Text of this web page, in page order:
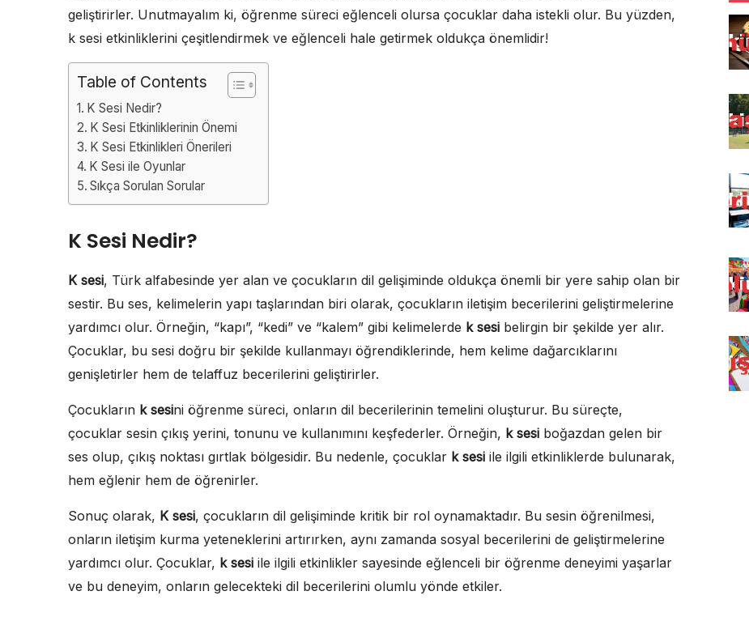
geliştirirler. Unutmayalım ki, öğrenme süreci eğlenceli olursa çocuklar daha istekli olur. Bu yüzden,
k sesi etkinliklerini çeşitlendirmek ve eğlenceli hale getirmek oldukça önemlidir!
Table of Contents
K Sesi Nedir?
K Sesi Etkinliklerinin Önemi
K Sesi Etkinlikleri Önerileri
K Sesi ile Oyunlar
Sıkça Sorulan Sorular
K Sesi Nedir?
K sesi, Türk alfabesinde yer alan ve çocukların dil gelişiminde oldukça önemli bir yere sahip olan bir
sestir. Bu ses, kelimelerin yapı taşlarından biri olarak, çocukların iletişim becerilerini geliştirmelerine
yardımcı olur. Örneğin, “kapı”, “kedi” ve “kalem” gibi kelimelerde k sesi belirgin bir şekilde yer alır.
Çocuklar, bu sesi doğru bir şekilde kullanmayı öğrendiklerinde, hem kelime dağarcıklarını
genişletirler hem de telaffuz becerilerini geliştirirler.
Çocukların k sesini öğrenme süreci, onların dil becerilerinin temelini oluşturur. Bu süreçte,
çocuklar sesin çıkış yerini, tonunu ve kullanımını keşfederler. Örneğin, k sesi boğazdan gelen bir
ses olup, çıkış noktası gırtlak bölgesidir. Bu nedenle, çocuklar k sesi ile ilgili etkinliklerde bulunarak,
hem eğlenir hem de öğrenirler.
Sonuç olarak, K sesi, çocukların dil gelişiminde kritik bir rol oynamaktadır. Bu sesin öğrenilmesi,
onların iletişim kurma yeteneklerini artırırken, aynı zamanda sosyal becerilerini de geliştirmelerine
yardımcı olur. Çocuklar, k sesi ile ilgili etkinlikler sayesinde eğlenceli bir öğrenme deneyimi yaşarlar
ve bu deneyim, onların gelecekteki dil becerilerini olumlu yönde etkiler.